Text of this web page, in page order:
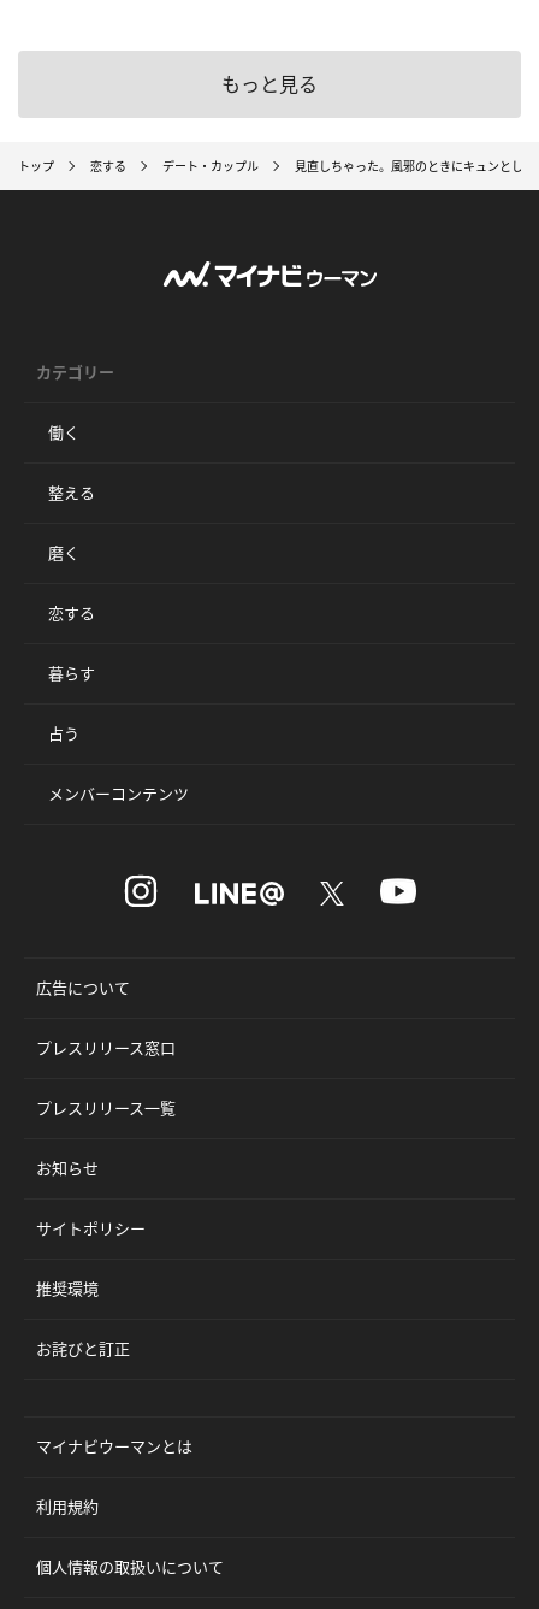
もっと見る
トップ 恋する デート・カップル 見直しちゃった。風邪のときにキュンとし
カテゴリー
働く
整える
磨く
恋する
暮らす
占う
メンバーコンテンツ
広告について
プレスリリース窓口
プレスリリース一覧
お知らせ
サイトポリシー
推奨環境
お詫びと訂正
マイナビウーマンとは
利用規約
個人情報の取扱いについて